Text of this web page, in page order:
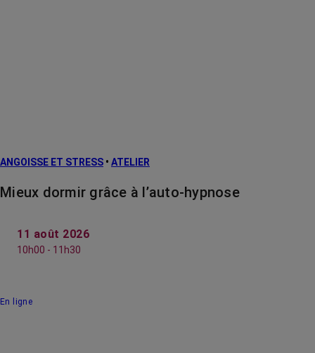
ANGOISSE ET STRESS • ATELIER
Mieux dormir grâce à l’auto-hypnose
11 août 2026
10h00 - 11h30
En ligne